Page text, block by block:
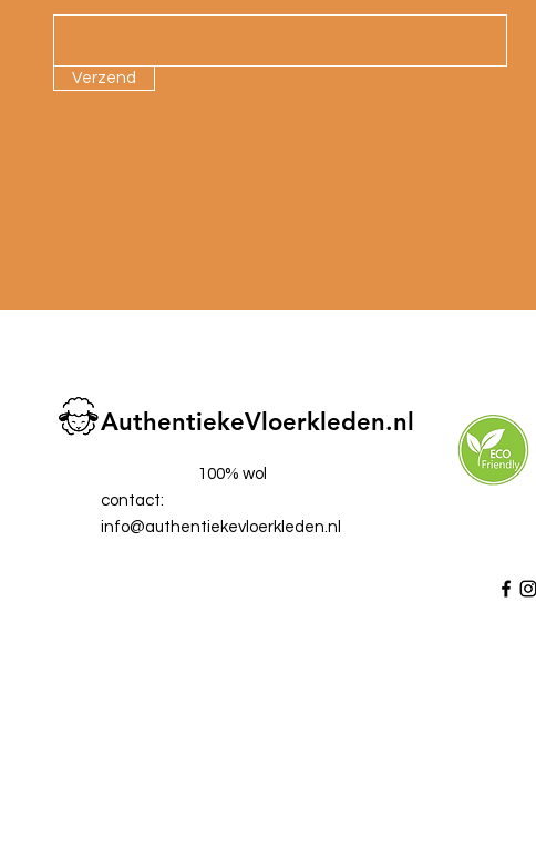
Verzend
AuthentiekeVloerkleden.nl
100% wol
contact:
info@authentiekevloerkleden.nl